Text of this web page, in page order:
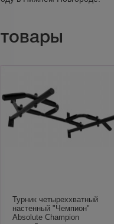
Турник четыреххватный
настенный "Чемпион"
Absolute Champion